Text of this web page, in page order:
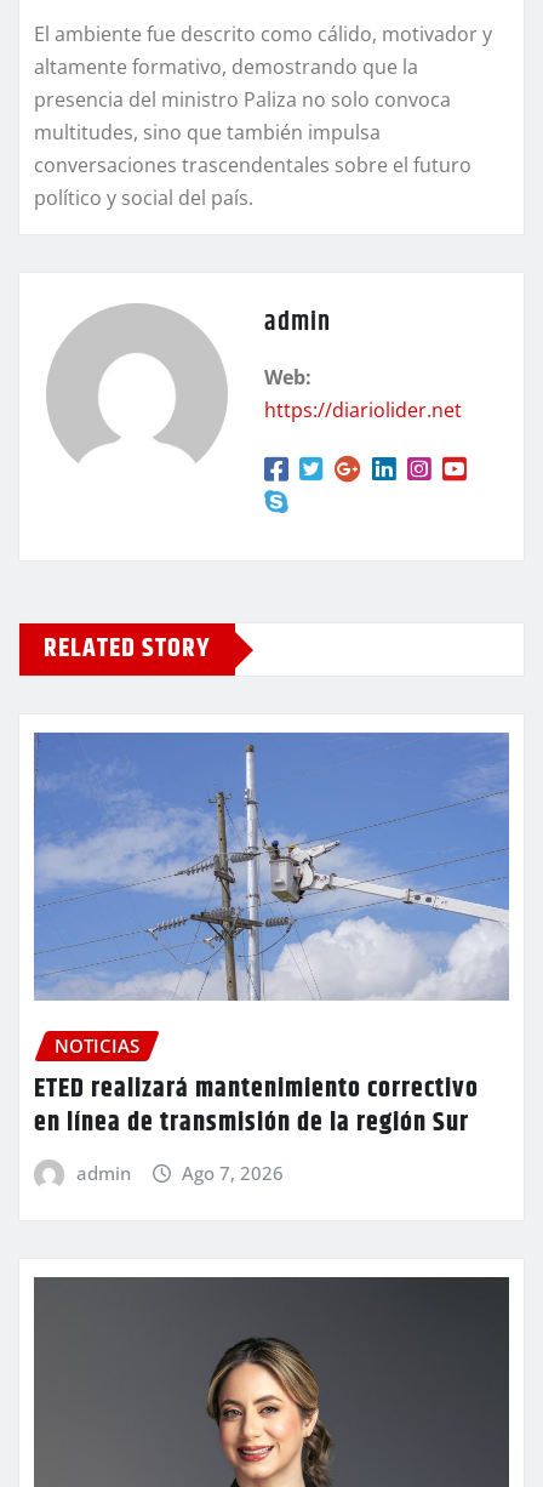
El ambiente fue descrito como cálido, motivador y
altamente formativo, demostrando que la
presencia del ministro Paliza no solo convoca
multitudes, sino que también impulsa
conversaciones trascendentales sobre el futuro
político y social del país.
admin
Web:
https://diariolider.net
RELATED STORY
NOTICIAS
ETED realizará mantenimiento correctivo
en línea de transmisión de la región Sur
admin Ago 7, 2026